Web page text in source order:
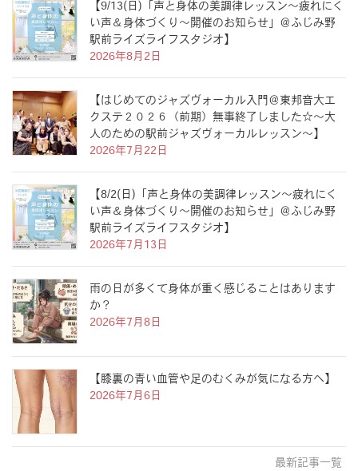
【9/13(日)「声と身体の美調律レッスン〜疲れにく
い声＆身体づくり〜開催のお知らせ」＠ふじみ野
駅前ライズライフスタジオ】
2026年8月2日
【はじめてのジャズヴォーカル入門＠東邦音大エ
クステ２０２６（前期）無事終了しました☆〜大
人のための駅前ジャズヴォーカルレッスン〜】
2026年7月22日
【8/2(日)「声と身体の美調律レッスン〜疲れにく
い声＆身体づくり〜開催のお知らせ」＠ふじみ野
駅前ライズライフスタジオ】
2026年7月13日
雨の日が多くて身体が重く感じることはあります
か？
2026年7月8日
【膝裏の青い血管や足のむくみが気になる方へ】
2026年7月6日
最新記事一覧